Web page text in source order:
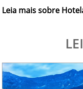
Leia mais sobre